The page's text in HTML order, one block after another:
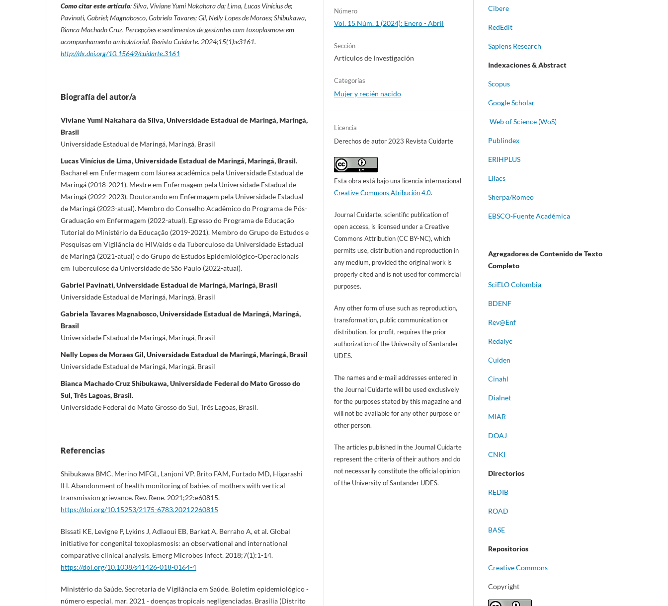
Como citar este artículo: Silva, Viviane Yumi Nakahara da; Lima, Lucas Vinícius de;
Pavinati, Gabriel; Magnabosco, Gabriela Tavares; Gil, Nelly Lopes de Moraes; Shibukawa,
Bianca Machado Cruz. Percepções e sentimentos de gestantes com toxoplasmose em
acompanhamento ambulatorial. Revista Cuidarte. 2024;15(1):e3161.
http://dx.doi.org/10.15649/cuidarte.3161
Biografía del autor/a
Viviane Yumi Nakahara da Silva, Universidade Estadual de Maringá, Maringá,
Brasil
Universidade Estadual de Maringá, Maringá, Brasil
Lucas Vinícius de Lima, Universidade Estadual de Maringá, Maringá, Brasil.
Bacharel em Enfermagem com láurea acadêmica pela Universidade Estadual de
Maringá (2018-2021). Mestre em Enfermagem pela Universidade Estadual de
Maringá (2022-2023). Doutorando em Enfermagem pela Universidade Estadual
de Maringá (2023-atual). Membro do Conselho Acadêmico do Programa de Pós-
Graduação em Enfermagem (2022-atual). Egresso do Programa de Educação
Tutorial do Ministério da Educação (2019-2021). Membro do Grupo de Estudos e
Pesquisas em Vigilância do HIV/aids e da Tuberculose da Universidade Estadual
de Maringá (2021-atual) e do Grupo de Estudos Epidemiológico-Operacionais
em Tuberculose da Universidade de São Paulo (2022-atual).
Gabriel Pavinati, Universidade Estadual de Maringá, Maringá, Brasil
Universidade Estadual de Maringá, Maringá, Brasil
Gabriela Tavares Magnabosco, Universidade Estadual de Maringá, Maringá,
Brasil
Universidade Estadual de Maringá, Maringá, Brasil
Nelly Lopes de Moraes Gil, Universidade Estadual de Maringá, Maringá, Brasil
Universidade Estadual de Maringá, Maringá, Brasil
Bianca Machado Cruz Shibukawa, Universidade Federal do Mato Grosso do
Sul, Três Lagoas, Brasil.
Universidade Federal do Mato Grosso do Sul, Três Lagoas, Brasil.
Referencias
Shibukawa BMC, Merino MFGL, Lanjoni VP, Brito FAM, Furtado MD, Higarashi
IH. Abandonment of health monitoring of babies of mothers with vertical
transmission grievance. Rev. Rene. 2021;22:e60815.
https://doi.org/10.15253/2175-6783.20212260815
Bissati KE, Levigne P, Lykins J, Adlaoui EB, Barkat A, Berraho A, et al. Global
initiative for congenital toxoplasmosis: an observational and international
comparative clinical analysis. Emerg Microbes Infect. 2018;7(1):1-14.
https://doi.org/10.1038/s41426-018-0164-4
Ministério da Saúde. Secretaria de Vigilância em Saúde. Boletim epidemiológico -
número especial, mar. 2021 - doenças tropicais negligenciadas. Brasília (Distrito
Número
Vol. 15 Núm. 1 (2024): Enero - Abril
Sección
Artículos de Investigación
Categorías
Mujer y recién nacido
Licencia
Derechos de autor 2023 Revista Cuidarte
Esta obra está bajo una licencia internacional
Creative Commons Atribución 4.0.
Journal Cuidarte, scientific publication of
open access, is licensed under a Creative
Commons Attribution (CC BY-NC), which
permits use, distribution and reproduction in
any medium, provided the original work is
properly cited and is not used for commercial
purposes.
Any other form of use such as reproduction,
transformation, public communication or
distribution, for profit, requires the prior
authorization of the University of Santander
UDES.
The names and e-mail addresses entered in
the Journal Cuidarte will be used exclusively
for the purposes stated by this magazine and
will not be available for any other purpose or
other person.
The articles published in the Journal Cuidarte
represent the criteria of their authors and do
not necessarily constitute the official opinion
of the University of Santander UDES.
Cibere
RedEdit
Sapiens Research
Indexaciones & Abstract
Scopus
Google Scholar
Web of Science (WoS)
Publindex
ERIHPLUS
Lilacs
Sherpa/Romeo
EBSCO-Fuente Académica
Agregadores de Contenido de Texto
Completo
SciELO Colombia
BDENF
Rev@Enf
Redalyc
Cuiden
Cinahl
Dialnet
MIAR
DOAJ
CNKI
Directorios
REDIB
ROAD
BASE
Repositorios
Creative Commons
Copyright